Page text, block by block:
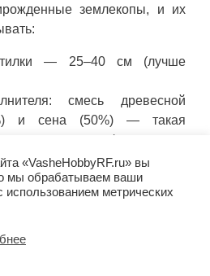
землекопы, и их
— 25–40 см (лучше
смесь древесной
и сена (50%) — такая
держит форму нор.
немного хлопковой
гранулы, лен или коноплю
не держат туннели.
нужно ставить на
«VasheHobbyRF.ru» вы
мы обрабатываем ваши
метрических